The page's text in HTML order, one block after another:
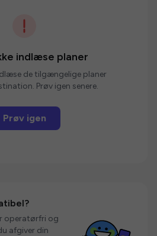
indlæse planer
de tilgængelige planer
Prøv igen senere.
Prøv igen
operatørfri og
afgiver din